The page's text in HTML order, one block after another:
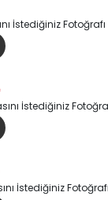
İstediğiniz
İstediğiniz
İstediğiniz